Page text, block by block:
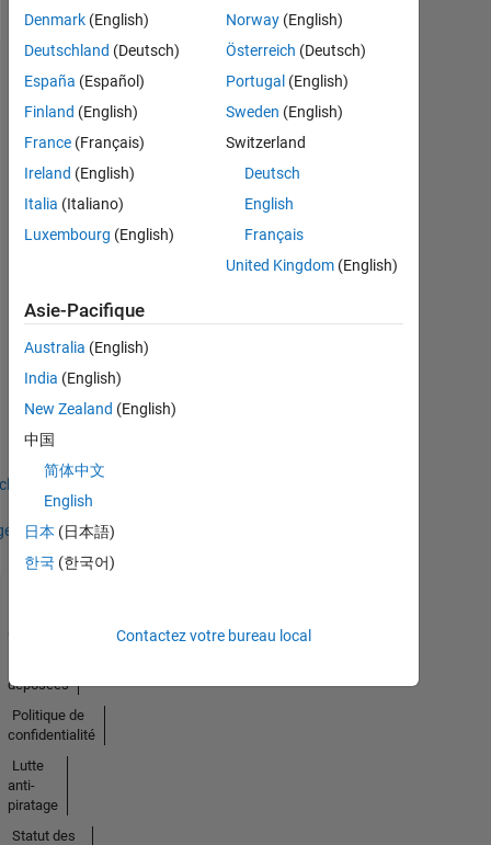
Badges
Saswati's
Badges
MATLAB
Answers
Badges
Tout
Thankful Level 2
28 Dec 2025
Denmark (English)
Deutschland (Deutsch)
España (Español)
Finland (English)
France (Français)
Ireland (English)
Italia (Italiano)
Luxembourg (English)
Norway(English)
Österreich (Deutsch)
Portugal (English)
Sweden (English)
Switzerland
Deutsch
English
Français
United Kingdom(English)
Asie-Pacifique
Australia (English)
India (English)
New Zealand (English)
中国
简体中文
English
日本 (日本語)
한국 (한국어)
Contactez votre bureau local
déposées
Politique de
confidentialité
Lutte
anti-
piratage
Statut des